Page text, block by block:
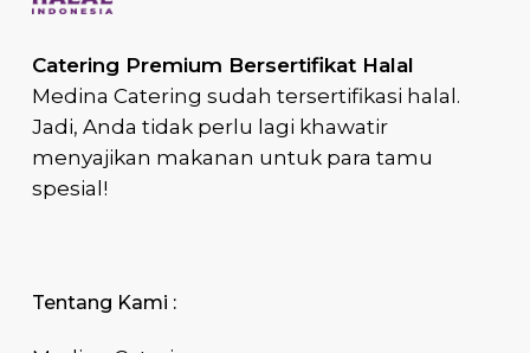
Catering Premium Bersertifikat Halal
Medina Catering sudah tersertifikasi halal.
Jadi, Anda tidak perlu lagi khawatir
menyajikan makanan untuk para tamu
spesial!
Tentang Kami :